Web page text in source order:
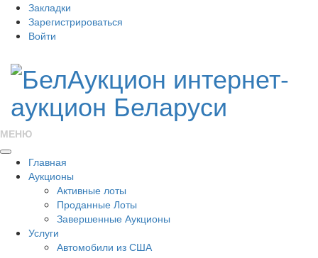
Закладки
Зарегистрироваться
Войти
МЕНЮ
Главная
Аукционы
Активные лоты
Проданные Лоты
Завершенные Аукционы
Услуги
Автомобили из США